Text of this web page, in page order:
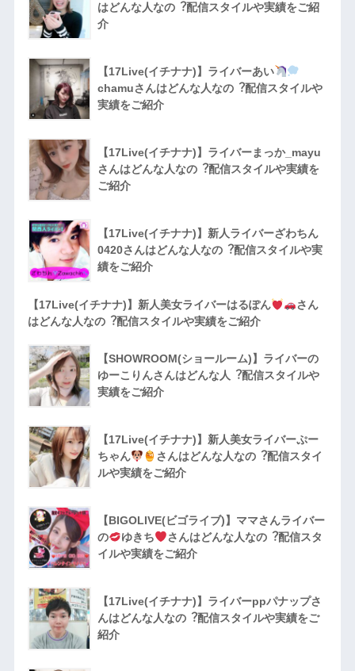
はどんな人なの︖配信スタイルや実績をご紹
介
【17Live(イチナナ)】ライバーあい
chamuさんはどんな人なの︖配信スタイルや
実績をご紹介
【17Live(イチナナ)】ライバーまっか_mayu
さんはどんな人なの︖配信スタイルや実績を
ご紹介
【17Live(イチナナ)】新人ライバーざわちん
0420さんはどんな人なの︖配信スタイルや実
績をご紹介
【17Live(イチナナ)】新人美女ライバーはるぽん
さん
はどんな人なの︖配信スタイルや実績をご紹介
【SHOWROOM(ショールーム)】ライバーの
ゆーこりんさんはどんな人︖配信スタイルや
実績をご紹介
【17Live(イチナナ)】新人美女ライバーぷー
ちゃん
さんはどんな人なの︖配信スタイ
ルや実績をご紹介
【BIGOLIVE(ビゴライブ)】ママさんライバー
の
ゆきち
さんはどんな人なの︖配信スタ
イルや実績をご紹介
【17Live(イチナナ)】ライバーppパナップさ
んはどんな人なの︖配信スタイルや実績をご
紹介